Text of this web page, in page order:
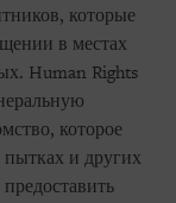
которые
в местах
Human Rights
которое
пытках и других